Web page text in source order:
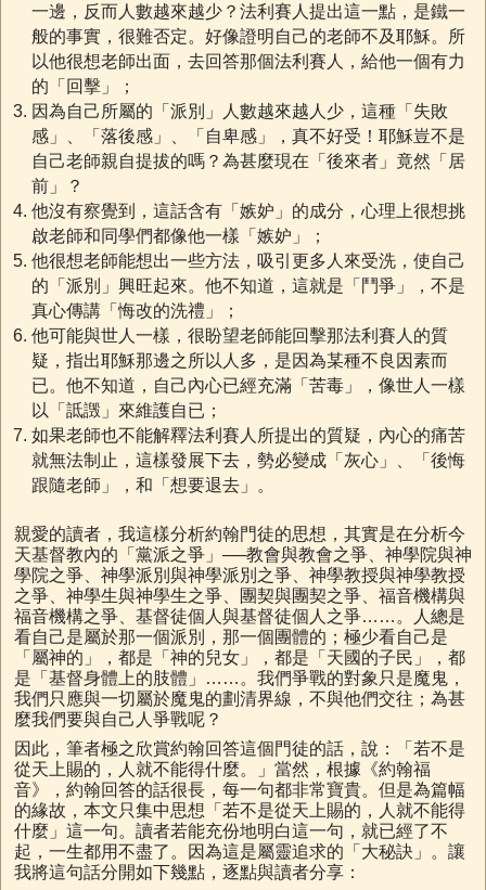
一邊，反而人數越來越少？法利賽人提出這一點，是鐵一
般的事實，很難否定。好像證明自己的老師不及耶穌。所
以他很想老師出面，去回答那個法利賽人，給他一個有力
的「回擊」；
因為自己所屬的「派別」人數越來越人少，這種「失敗
感」、「落後感」、「自卑感」，真不好受！耶穌豈不是
自己老師親自提拔的嗎？為甚麼現在「後來者」竟然「居
前」？
他沒有察覺到，這話含有「嫉妒」的成分，心理上很想挑
啟老師和同學們都像他一樣「嫉妒」；
他很想老師能想出一些方法，吸引更多人來受洗，使自己
的「派別」興旺起來。他不知道，這就是「鬥爭」，不是
真心傳講「悔改的洗禮」；
他可能與世人一樣，很盼望老師能回擊那法利賽人的質
疑，指出耶穌那邊之所以人多，是因為某種不良因素而
已。他不知道，自己內心已經充滿「苦毒」，像世人一樣
以「詆譭」來維護自已；
如果老師也不能解釋法利賽人所提出的質疑，內心的痛苦
就無法制止，這樣發展下去，勢必變成「灰心」、「後悔
跟隨老師」，和「想要退去」。
親愛的讀者，我這樣分析約翰門徒的思想，其實是在分析今
天基督教內的「黨派之爭」──教會與教會之爭、神學院與神
學院之爭、神學派別與神學派別之爭、神學教授與神學教授
之爭、神學生與神學生之爭、團契與團契之爭、福音機構與
福音機構之爭、基督徒個人與基督徒個人之爭……。人總是
看自己是屬於那一個派別，那一個團體的；極少看自己是
「屬神的」，都是「神的兒女」，都是「天國的子民」，都
是「基督身體上的肢體」……。我們爭戰的對象只是魔鬼，
我們只應與一切屬於魔鬼的劃清界線，不與他們交往；為甚
麼我們要與自己人爭戰呢？
因此，筆者極之欣賞約翰回答這個門徒的話，說：「若不是
從天上賜的，人就不能得什麼。」當然，根據《約翰福
音》，約翰回答的話很長，每一句都非常寶貴。但是為篇幅
的緣故，本文只集中思想「若不是從天上賜的，人就不能得
什麼」這一句。讀者若能充份地明白這一句，就已經了不
起，一生都用不盡了。因為這是屬靈追求的「大秘訣」。讓
我將這句話分開如下幾點，逐點與讀者分享：